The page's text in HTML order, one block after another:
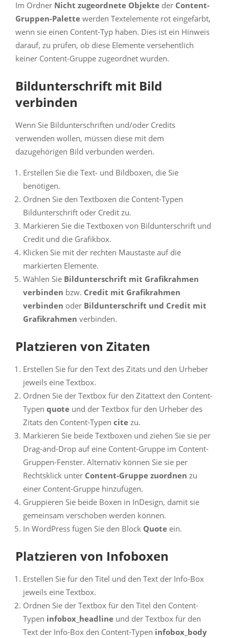
Im Ordner Nicht zugeordnete Objekte der Content-
Gruppen-Palette werden Textelemente rot eingefärbt,
wenn sie einen Content-Typ haben. Dies ist ein Hinweis
darauf, zu prüfen, ob diese Elemente versehentlich
keiner Content-Gruppe zugeordnet wurden.
Bildunterschrift mit Bild
verbinden
Wenn Sie Bildunterschriften und/oder Credits
verwenden wollen, müssen diese mit dem
dazugehörigen Bild verbunden werden.
Erstellen Sie die Text- und Bildboxen, die Sie
benötigen.
Ordnen Sie den Textboxen die Content-Typen
Bildunterschrift oder Credit zu.
Markieren Sie die Textboxen von Bildunterschrift und
Credit und die Grafikbox.
Klicken Sie mit der rechten Maustaste auf die
markierten Elemente.
Wählen Sie Bildunterschrift mit Grafikrahmen
verbinden bzw. Credit mit Grafikrahmen
verbinden oder Bildunterschrift und Credit mit
Grafikrahmen verbinden.
Platzieren von Zitaten
Erstellen Sie für den Text des Zitats und den Urheber
jeweils eine Textbox.
Ordnen Sie der Textbox für den Zitattext den Content-
Typen quote und der Textbox für den Urheber des
Zitats den Content-Typen cite zu.
Markieren Sie beide Textboxen und ziehen Sie sie per
Drag-and-Drop auf eine Content-Gruppe im Content-
Gruppen-Fenster. Alternativ können Sie sie per
Rechtsklick unter Content-Gruppe zuordnen zu
einer Content-Gruppe hinzufügen.
Gruppieren Sie beide Boxen in InDesign, damit sie
gemeinsam verschoben werden können.
In WordPress fügen Sie den Block Quote ein.
Platzieren von Infoboxen
Erstellen Sie für den Titel und den Text der Info-Box
jeweils eine Textbox.
Ordnen Sie der Textbox für den Titel den Content-
Typen infobox_headline und der Textbox für den
Text der Info-Box den Content-Typen infobox_body